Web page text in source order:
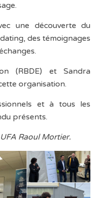
une découverte du
des témoignages
(RBDE) et Sandra
organisation.
et à tous les
présents.
Raoul Mortier.